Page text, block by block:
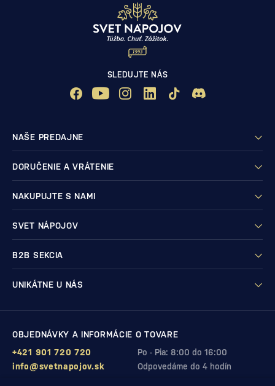
SLEDUJTE NÁS
NAŠE PREDAJNE
DORUČENIE A VRÁTENIE
NAKUPUJTE S NAMI
SVET NÁPOJOV
B2B SEKCIA
UNIKÁTNE U NÁS
OBJEDNÁVKY A INFORMÁCIE O TOVARE
Po - Pia: 8:00 do 16:00
+421 901 720 720
Odpovedáme do 4 hodín
info@svetnapojov.sk